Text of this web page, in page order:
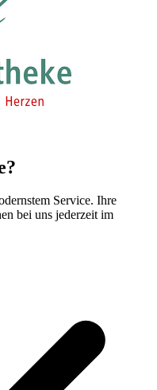
Service. Ihre
bei uns jederzeit im